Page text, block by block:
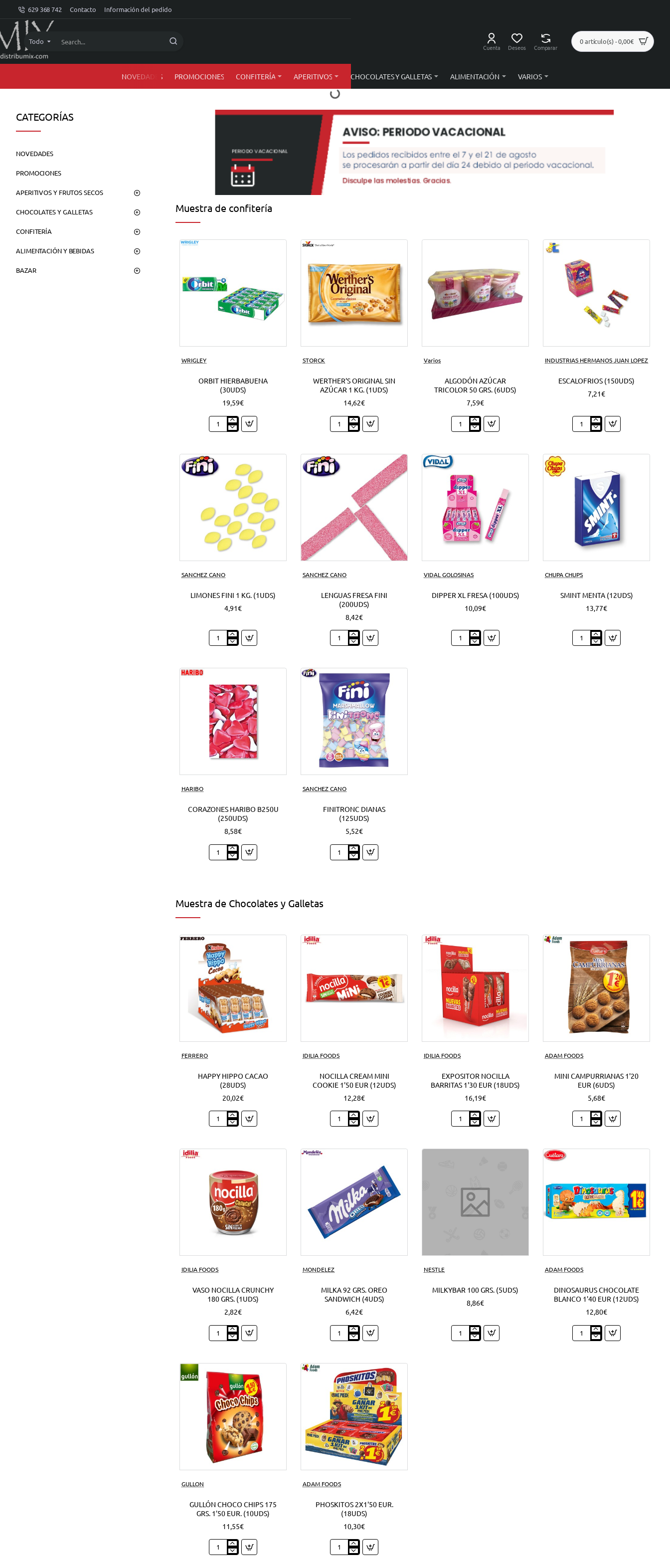
dMIX
Online
629 368 742 Contacto Información del pedido
Todo
Search... Cuenta Deseos Comparar
0 artículo(s) - 0,00€
NOVEDADES PROMOCIONES CONFITERÍA APERITIVOS CHOCOLATES Y GALLETAS ALIMENTACIÓN VARIOS
CATEGORÍAS
NOVEDADES
PROMOCIONES
APERITIVOS Y FRUTOS SECOS
CHOCOLATES Y GALLETAS
CONFITERÍA
ALIMENTACIÓN Y BEBIDAS
BAZAR
Muestra de confitería
WRIGLEY
ORBIT HIERBABUENA
(30UDS)
19,59€
Orbit
Hierbabuena
STORCK
WERTHER'S ORIGINAL SIN
AZÚCAR 1 KG. (1UDS)
14,62€
Werther's
Original
1
Kg.
(1Uds)
Varios
ALGODÓN AZÚCAR
TRICOLOR 50 GRS. (6UDS)
7,59€
Algodón
azúcar
Grs.
(6Uds)
INDUSTRIAS HERMANOS JUAN LOPEZ
ESCALOFRIOS (150UDS)
7,21€
Escalofrios
(150Uds)
SANCHEZ CANO
LIMONES FINI 1 KG. (1UDS)
4,91€
Limones
SANCHEZ CANO
LENGUAS FRESA FINI
(200UDS)
8,42€
Lenguas
VIDAL GOLOSINAS
DIPPER XL FRESA (100UDS)
10,09€
Dipper
CHUPA CHUPS
SMINT MENTA (12UDS)
13,77€
Smint
HARIBO
CORAZONES HARIBO B250U
(250UDS)
8,58€
Corazones
Haribo
SANCHEZ CANO
FINITRONC DIANAS
(125UDS)
5,52€
Finitronc
Dianas
Muestra de Chocolates y Galletas
FERRERO
HAPPY HIPPO CACAO
(28UDS)
20,02€
Happy
IDILIA FOODS
NOCILLA CREAM MINI
COOKIE 1'50 EUR (12UDS)
12,28€
Nocilla
IDILIA FOODS
EXPOSITOR NOCILLA
BARRITAS 1'30 EUR (18UDS)
16,19€
Expositor
ADAM FOODS
MINI CAMPURRIANAS 1'20
EUR (6UDS)
5,68€
Mini
IDILIA FOODS
VASO NOCILLA CRUNCHY
180 GRS. (1UDS)
2,82€
Vaso
Nocilla
(1Uds)
MONDELEZ
MILKA 92 GRS. OREO
SANDWICH (4UDS)
6,42€
Milka
92
(4Uds)
NESTLE
MILKYBAR 100 GRS. (5UDS)
8,86€
Milkybar
100
ADAM FOODS
DINOSAURUS CHOCOLATE
BLANCO 1'40 EUR (12UDS)
12,80€
Dinosaurus
Chocolate
GULLON
GULLÓN CHOCO CHIPS 175
GRS. 1'50 EUR. (10UDS)
11,55€
Gullón
ADAM FOODS
PHOSKITOS 2X1'50 EUR.
(18UDS)
10,30€
Phoskitos